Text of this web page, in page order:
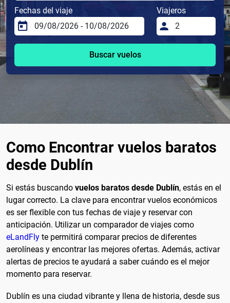
Fechas del viaje Viajeros
Buscar vuelos
Como Encontrar vuelos baratos
desde Dublín
Si estás buscando vuelos baratos desde Dublín, estás en el
lugar correcto. La clave para encontrar vuelos económicos
es ser flexible con tus fechas de viaje y reservar con
anticipación. Utilizar un comparador de viajes como
eLandFly te permitirá comparar precios de diferentes
aerolíneas y encontrar las mejores ofertas. Además, activar
alertas de precios te ayudará a saber cuándo es el mejor
momento para reservar.
Dublín es una ciudad vibrante y llena de historia, desde sus